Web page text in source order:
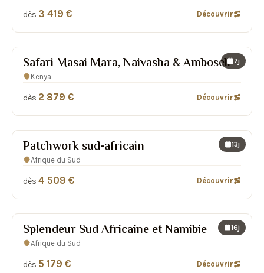
dès 3 419 € Découvrir
7j
Safari Masai Mara, Naivasha & Amboseli
Kenya
dès 2 879 € Découvrir
13j
Patchwork sud-africain
Afrique du Sud
dès 4 509 € Découvrir
16j
Splendeur Sud Africaine et Namibie
Afrique du Sud
dès 5 179 € Découvrir